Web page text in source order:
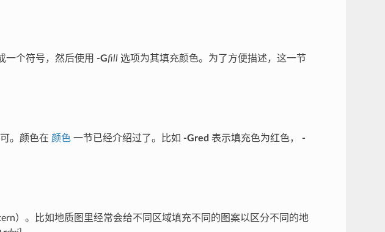
一个符号，然后使用 -Gfill选项为其填充颜色。为了方便描述，这一节
。颜色在 颜色一节已经介绍过了。比如 -Gred 表示填充色为红色， -
）。比如地质图里经常会给不同区域填充不同的图案以区分不同的地